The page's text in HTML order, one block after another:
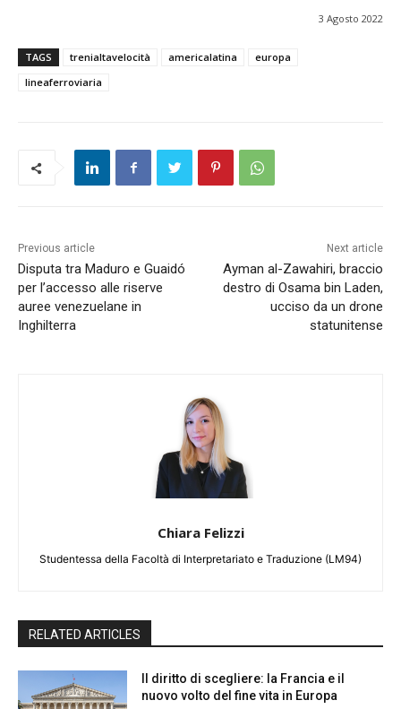
3 Agosto 2022
TAGS trenialtavelocità americalatina
europa
lineaferroviaria
Previous article
Disputa tra Maduro e Guaidó
per l’accesso alle riserve
auree venezuelane in
Inghilterra
Next article
Ayman al-Zawahiri, braccio
destro di Osama bin Laden,
ucciso da un drone
statunitense
Chiara Felizzi
Studentessa della Facoltà di Interpretariato e Traduzione (LM94)
RELATED ARTICLES
Il diritto di scegliere: la Francia e il
nuovo volto del fine vita in Europa